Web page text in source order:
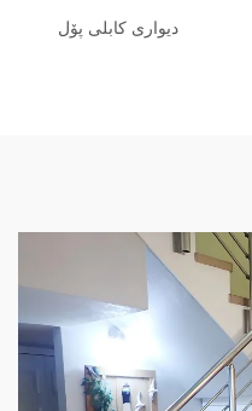
دیواری کابلی پۆل